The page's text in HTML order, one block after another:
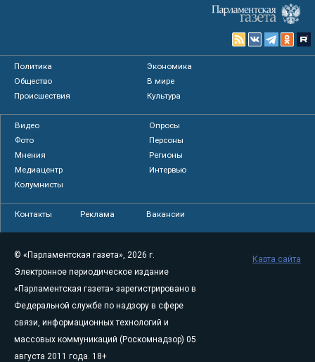
Политика
Экономика
Общество
В мире
Происшествия
Культура
Видео
Опросы
Фото
Персоны
Мнения
Регионы
Медиацентр
Интервью
Колумнисты
Контакты Реклама Вакансии
© «Парламентская газета», 2026 г.
Электронное периодическое издание
«Парламентская газета» зарегистрировано в
Федеральной службе по надзору в сфере
связи, информационных технологий и
массовых коммуникаций (Роскомнадзор) 05
августа 2011 года. 18+
Карта сайта